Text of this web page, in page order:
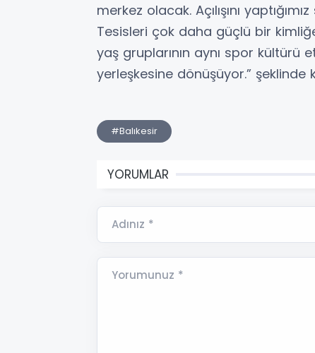
merkez olacak. Açılışını
Tesisleri çok daha güçlü bir
yaş gruplarının aynı spor kültürü
yerleşkesine dönüşüyor.” şeklinde
#Balıkesir
YORUMLAR
Adınız *
Yorumunuz *